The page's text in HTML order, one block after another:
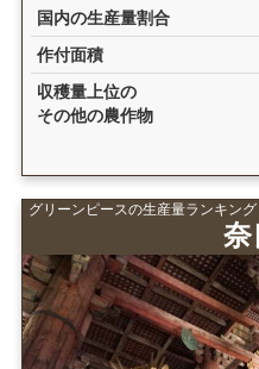
国内の生産量割合
作付面積
収穫量上位の
その他の農作物
グリーンピースの生産量ランキング
奈